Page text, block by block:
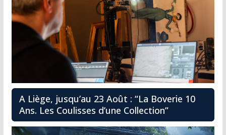
A Liège, jusqu’au 23 Août : “La Boverie 10
Ans. Les Coulisses d’une Collection”